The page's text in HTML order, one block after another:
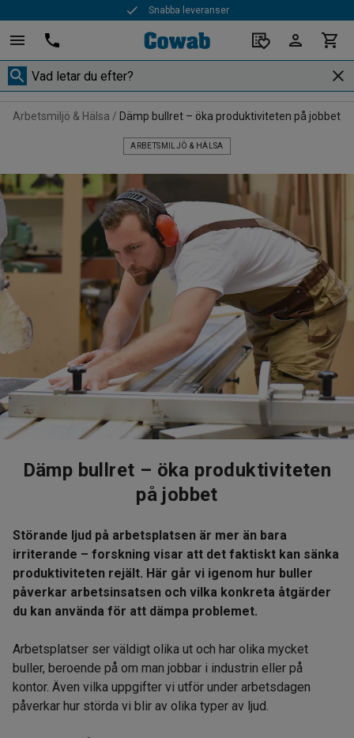
Snabba leveranser
Arbetsmiljö & Hälsa Dämp bullret – öka produktiviteten på jobbet
ARBETSMILJÖ & HÄLSA
Dämp bullret – öka produktiviteten
på jobbet
Störande ljud på arbetsplatsen är mer än bara
irriterande – forskning visar att det faktiskt kan sänka
produktiviteten rejält. Här går vi igenom hur buller
påverkar arbetsinsatsen och vilka konkreta åtgärder
du kan använda för att dämpa problemet.
Arbetsplatser ser väldigt olika ut och har olika mycket
buller, beroende på om man jobbar i industrin eller på
kontor. Även vilka uppgifter vi utför under arbetsdagen
påverkar hur störda vi blir av olika typer av ljud.